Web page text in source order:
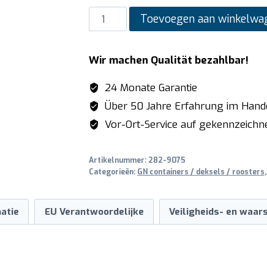
SARO
BUDGET
GN-
bak
1/2
GN
diepte
mm
aantal
Toevoegen aan
Wir machen Qualität bezahlbar!
24 Monate Garantie
Über 50 Jahre Erfahrung im
Vor-Ort-Service auf
Artikelnummer: 282-9075
Categorieën: GN containers / deksels / roosters,
EU Verantwoordelijke Veiligheids- en